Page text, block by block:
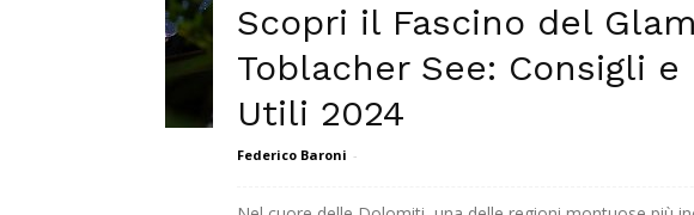
Scopri il Fascino del
Toblacher See: Consigli
Utili 2024
Federico Baroni -